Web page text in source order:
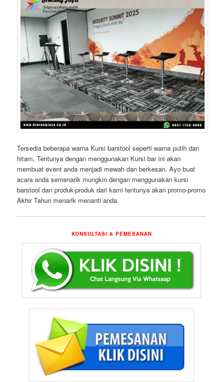
Tersedia beberapa warna Kursi barstool seperti warna putih dan
hitam, Tentunya dengan menggunakan Kursi bar ini akan
membuat event anda menjadi mewah dan berkesan. Ayo buat
acara anda semenarik mungkin dengan menggunakan kursi
barstool dan produk-produk dari kami tentunya akan promo-promo
Akhir Tahun menarik menanti anda.
KONSULTASI & PEMESANAN